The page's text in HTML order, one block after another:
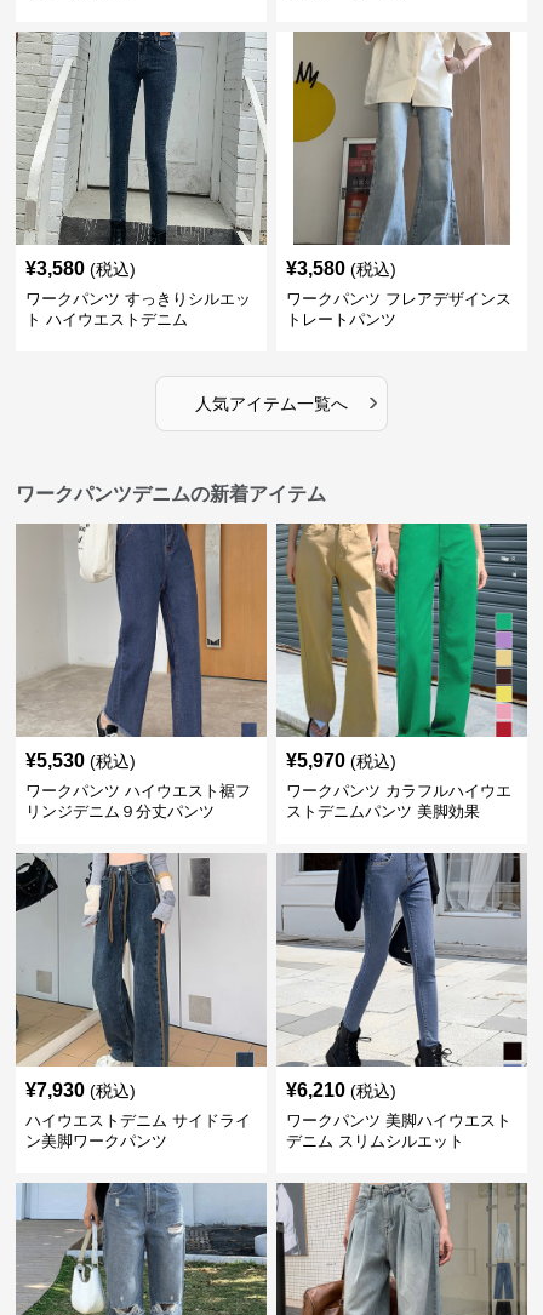
¥3,580 (税込)
ワークパンツ すっきりシルエッ
ト ハイウエストデニム
¥3,580 (税込)
ワークパンツ フレアデザインス
トレートパンツ
人気アイテム一覧へ ›
ワークパンツデニムの新着アイテム
¥5,530 (税込)
ワークパンツ ハイウエスト裾フ
リンジデニム９分丈パンツ
¥5,970 (税込)
ワークパンツ カラフルハイウエ
ストデニムパンツ 美脚効果
¥7,930 (税込)
ハイウエストデニム サイドライ
ン美脚ワークパンツ
¥6,210 (税込)
ワークパンツ 美脚ハイウエスト
デニム スリムシルエット